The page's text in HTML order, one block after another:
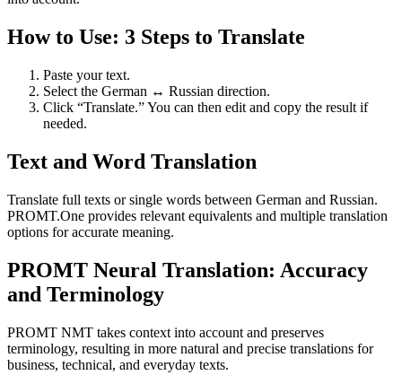
How to Use: 3 Steps to Translate
Paste your text.
Select the German ↔ Russian direction.
Click “Translate.” You can then edit and copy the result if
needed.
Text and Word Translation
Translate full texts or single words between German and Russian.
PROMT.One provides relevant equivalents and multiple translation
options for accurate meaning.
PROMT Neural Translation: Accuracy
and Terminology
PROMT NMT takes context into account and preserves
terminology, resulting in more natural and precise translations for
business, technical, and everyday texts.